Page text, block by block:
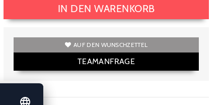
IN DEN WARENKORB
AUF DEN WUNSCHZETTEL
TEAMANFRAGE